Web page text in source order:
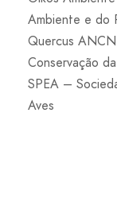
Ambiente e do
Quercus
Conservação
SPEA –
Aves